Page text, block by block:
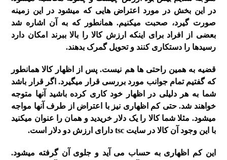
در این بخش در مورد اعتراض هایی که میشود در این زمینه
صورت گیرد، صحبت میکنیم. همانطور که به آن اشاره شد
بعضی از افراد برای اینکه ارزش کالا را بالا ببرند امکان دارد
رسیدها را دستکاری کنند و تحویل گمرک بدهند.
قضیه به همین راحتی ها هم نیست. پس از اظهار کالا همانطور
که گفتیم تمام جوانب مورد بررسی قرار میگیرد. اگر قرار باشد
شما به هر دلیلی در اظهار خود کاری کرده باشید آنها متوجه
خواهند شد. حتی کم اظهاری نیز با اعتراض از طرف آنها مواجه
میشود. مثلا شما کالا را یک دلار خریدید و همان را عنوان میکنید
با این وجود آن کالا در سایت tsc دارای ارزش دو دلار است.
این کم اظهاری به حساب می آید و جلوی آن گرفته میشود.